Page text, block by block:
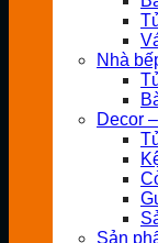
Nhà
Decor
Sản